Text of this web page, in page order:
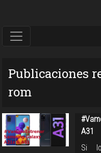
Publicaciones
rom
A31
Si